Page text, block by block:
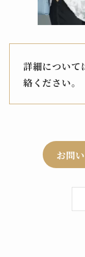
詳細について
絡ください。
お問